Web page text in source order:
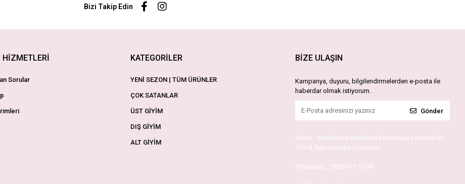
Bizi Takip Edin
HİZMETLERİ
Sorular
KATEGORİLER
YENİ SEZON | TÜM ÜRÜNLER
ÇOK SATANLAR
ÜST GİYİM
DIŞ GİYİM
ALT GİYİM
BİZE ULAŞIN
Kampanya, duyuru, bilgilendirmelerden e-posta ile
haberdar olmak istiyorum.
Gönder
Adres : Kartaltepe mahallesi Enverpaşa caddesi No
130/A Bayrampaşa / İstanbul
Whatsapp : 0530 671 65 99